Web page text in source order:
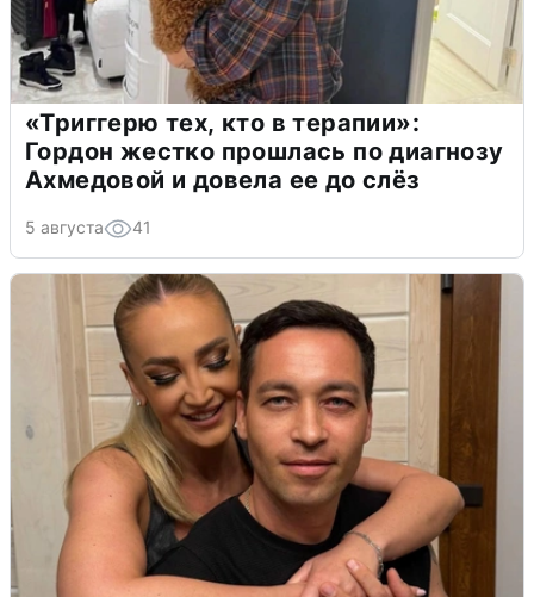
«Триггерю тех, кто в терапии»:
Гордон жестко прошлась по диагнозу
Ахмедовой и довела ее до слёз
5 августа 41